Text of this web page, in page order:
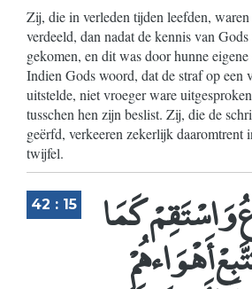
Zij, die in verleden tijden leefden,
verdeeld, dan nadat de kennis van
gekomen, en dit was door hunne
Indien Gods woord, dat de straf op een
uitstelde, niet vroeger ware
tusschen hen zijn beslist. Zij, die de
geërfd, verkeeren zekerlijk daaromtrent
twijfel.
42 : 15 وَاسْتَقِمْ كَمَا
أَهْوَاءهُمْ